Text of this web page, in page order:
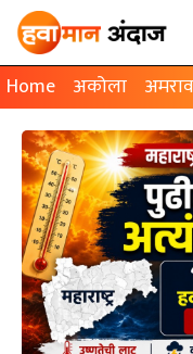
Home अकोला